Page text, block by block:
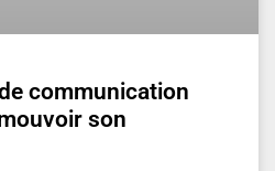
communication
son